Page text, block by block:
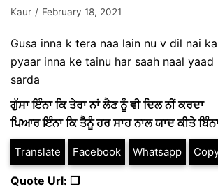
Kaur
February 18, 2021
Gusa inna k tera naa lain nu v dil nai
pyaar inna ke tainu har saah naal
sarda
ਗੁੱਸਾ ਇੰਨਾ ਕਿ ਤੇਰਾ ਨਾਂ ਲੈਣ ਨੂੰ ਵੀ ਦਿਲ ਨੀਂ ਕਰਦਾ
ਪਿਆਰ ਇੰਨਾ ਕਿ ਤੈਨੂੰ ਹਰ ਸਾਹ ਨਾਲ ਯਾਦ ਕੀਤੇ
Translate Facebook Whatsapp
Quote Url: ❐